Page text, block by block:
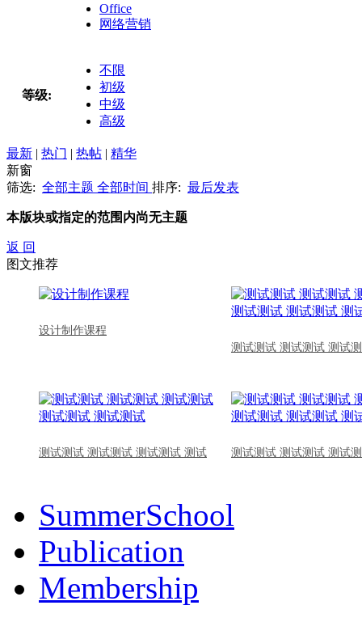
Office
网络营销
等级:
不限
初级
中级
高级
最新 | 热门 | 热帖 | 精华
新窗
筛选: 全部主题 全部时间 排序: 最后发表
本版块或指定的范围内尚无主题
返 回
图文推荐
设计制作课程
测试测试 测试测试 测试
测试测试 测试测试 测试测试 测试 测试测试 测试测试 测试
SummerSchool
Publication
Membership